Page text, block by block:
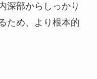
深部からしっかり
ため、より根本的